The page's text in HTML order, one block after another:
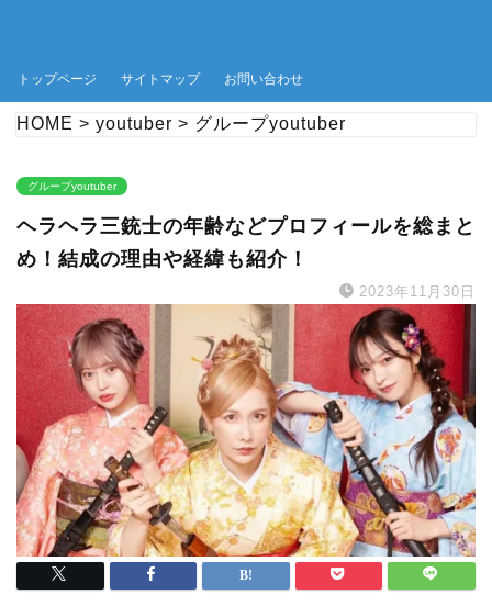
トップページ サイトマップ お問い合わせ
HOME > youtuber > グループyoutuber
グループyoutuber
ヘラヘラ三銃士の年齢などプロフィールを総まと
め！結成の理由や経緯も紹介！
2023年11月30日